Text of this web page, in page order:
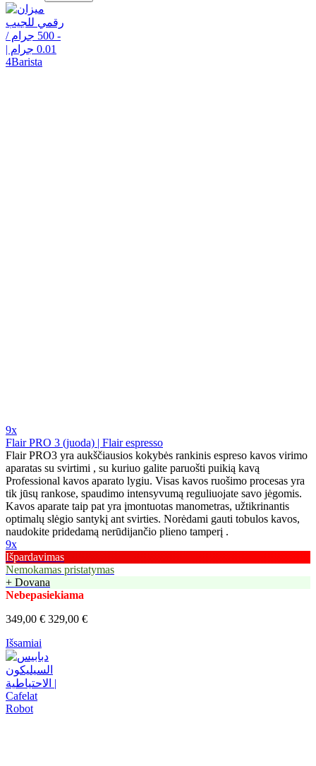
9x
Flair PRO 3 (juoda) | Flair espresso
Flair PRO3 yra aukščiausios kokybės rankinis espreso kavos virimo
aparatas su svirtimi , su kuriuo galite paruošti puikią kavą
Professional kavos aparato lygiu. Visas kavos ruošimo procesas yra
tik jūsų rankose, spaudimo intensyvumą reguliuojate savo jėgomis.
Kavos aparate taip pat yra įmontuotas manometras, užtikrinantis
optimalų slėgio santykį ant svirties. Norėdami gauti tobulos kavos,
naudokite pridedamą nerūdijančio plieno tamperį .
9x
Išpardavimas
Nemokamas pristatymas
+ Dovana
Nebepasiekiama
349,00 € 329,00 €
Išsamiai